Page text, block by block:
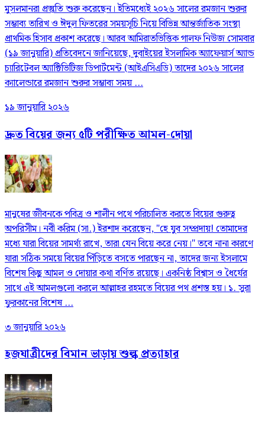
মুসলমানরা প্রস্তুতি শুরু করেছেন। ইতিমধ্যেই ২০২৬ সালের রমজান শুরুর
সম্ভাব্য তারিখ ও ঈদুল ফিতরের সময়সূচি নিয়ে বিভিন্ন আন্তর্জাতিক সংস্থা
প্রাথমিক হিসাব প্রকাশ করেছে। আরব আমিরাতভিত্তিক গালফ নিউজ সোমবার
(১৯ জানুয়ারি) প্রতিবেদনে জানিয়েছে, দুবাইয়ের ইসলামিক অ্যাফেয়ার্স অ্যান্ড
চ্যারিটেবল অ্যাক্টিভিটিজ ডিপার্টমেন্ট (আইএসিএডি) তাদের ২০২৬ সালের
ক্যালেন্ডারে রমজান শুরুর সম্ভাব্য সময় ...
১৯ জানুয়ারি ২০২৬
দ্রুত বিয়ের জন্য ৫টি পরীক্ষিত আমল-দোয়া
মানুষের জীবনকে পবিত্র ও শালীন পথে পরিচালিত করতে বিয়ের গুরুত্ব
অপরিসীম। নবী করিম (সা.) ইরশাদ করেছেন, "হে যুব সম্প্রদায়! তোমাদের
মধ্যে যারা বিয়ের সামর্থ্য রাখে, তারা যেন বিয়ে করে নেয়।" তবে নানা কারণে
যারা সঠিক সময়ে বিয়ের পিঁড়িতে বসতে পারছেন না, তাদের জন্য ইসলামে
বিশেষ কিছু আমল ও দোয়ার কথা বর্ণিত রয়েছে। একনিষ্ঠ বিশ্বাস ও ধৈর্যের
সাথে এই আমলগুলো করলে আল্লাহর রহমতে বিয়ের পথ প্রশস্ত হয়। ১. সুরা
ফুরকানের বিশেষ ...
৩ জানুয়ারি ২০২৬
হজযাত্রীদের বিমান ভাড়ায় শুল্ক প্রত্যাহার